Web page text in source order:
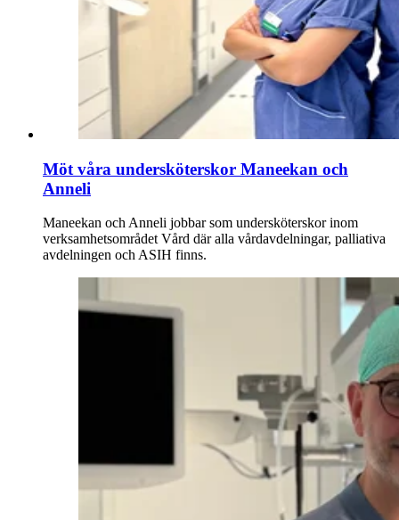
Möt våra undersköterskor Maneekan och
Anneli
Maneekan och Anneli jobbar som undersköterskor inom
verksamhetsområdet Vård där alla vårdavdelningar, palliativa
avdelningen och ASIH finns.